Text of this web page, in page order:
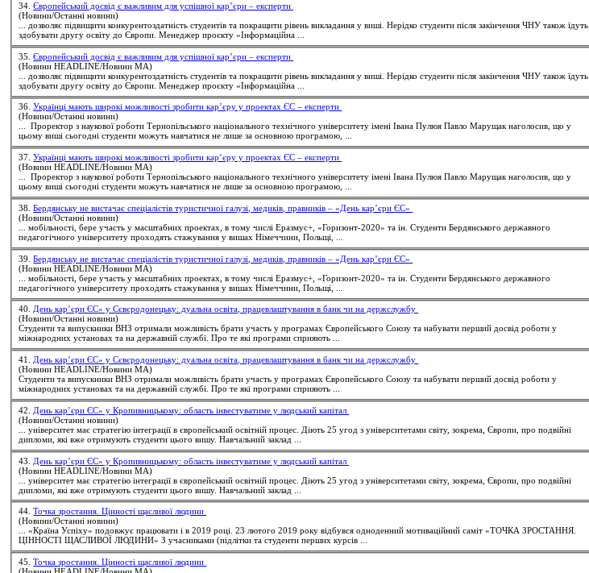
34.Європейський досвід є важливим для успішної кар’єри – експерти
(Новини/Останні новини)
... дозволяє підвищити конкурентоздатність студентів та покращити рівень викладання у виші. Нерідкостуденти після закінчення ЧНУ також їдуть
здобувати другу освіту до Європи. Менеджер проєкту «Інформаційна ...
35.Європейський досвід є важливим для успішної кар’єри – експерти
(Новини HEADLINE/Новини МА)
... дозволяє підвищити конкурентоздатність студентів та покращити рівень викладання у виші. Нерідкостуденти після закінчення ЧНУ також їдуть
здобувати другу освіту до Європи. Менеджер проєкту «Інформаційна ...
36.Українці мають широкі можливості зробити кар’єру у проектах ЄС – експерти
(Новини/Останні новини)
... Проректор з наукової роботи Тернопільського національного технічного університету імені Івана Пулюя Павло Марущак наголосив, що у
цьому виші сьогодністуденти можуть навчатися не лише за основною програмою, ...
37.Українці мають широкі можливості зробити кар’єру у проектах ЄС – експерти
(Новини HEADLINE/Новини МА)
... Проректор з наукової роботи Тернопільського національного технічного університету імені Івана Пулюя Павло Марущак наголосив, що у
цьому виші сьогодністуденти можуть навчатися не лише за основною програмою, ...
38.Бердянську не вистачає спеціалістів туристичної галузі, медиків, правників – «День кар’єри ЄС»
(Новини/Останні новини)
... мобільності, бере участь у масштабних проектах, в тому числі Еразмус+, «Горизонт-2020» та ін.Студенти Бердянського державного
педагогічного університету проходять стажування у вишах Німеччини, Польщі, ...
39.Бердянську не вистачає спеціалістів туристичної галузі, медиків, правників – «День кар’єри ЄС»
(Новини HEADLINE/Новини МА)
... мобільності, бере участь у масштабних проектах, в тому числі Еразмус+, «Горизонт-2020» та ін.Студенти Бердянського державного
педагогічного університету проходять стажування у вишах Німеччини, Польщі, ...
40. День кар’єри ЄС» у Сєвєродонецьку: дуальна освіта, працевлаштування в банк чи на держслужбу
(Новини/Останні новини)
Студенти та випускники ВНЗ отримали можливість брати участь у програмах Європейського Союзу та набувати перший досвід роботи у
міжнародних установах та на державній службі. Про те які програми сприяють ...
41. День кар’єри ЄС» у Сєвєродонецьку: дуальна освіта, працевлаштування в банк чи на держслужбу
(Новини HEADLINE/Новини МА)
Студенти та випускники ВНЗ отримали можливість брати участь у програмах Європейського Союзу та набувати перший досвід роботи у
міжнародних установах та на державній службі. Про те які програми сприяють ...
42. День кар’єри ЄС» у Кропивницькому: область інвестуватиме у людський капітал
(Новини/Останні новини)
... університет має стратегію інтеграції в європейський освітній процес. Діють 25 угод з університетами світу, зокрема, Європи, про подвійні
дипломи, які вже отримуютьстуденти цього вишу. Навчальний заклад ...
43. День кар’єри ЄС» у Кропивницькому: область інвестуватиме у людський капітал
(Новини HEADLINE/Новини МА)
... університет має стратегію інтеграції в європейський освітній процес. Діють 25 угод з університетами світу, зокрема, Європи, про подвійні
дипломи, які вже отримуютьстуденти цього вишу. Навчальний заклад ...
44.Точка зростання. Цінності щасливої людини
(Новини/Останні новини)
... «Країна Успіху» подовжує працювати і в 2019 році. 23 лютого 2019 року відбувся одноденний мотиваційний саміт «ТОЧКА ЗРОСТАННЯ.
ЦІННОСТІ ЩАСЛИВОЇ ЛЮДИНИ» З учасниками (підлітки тастуденти перших курсів ...
45.Точка зростання. Цінності щасливої людини